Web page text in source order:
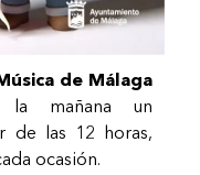
de Málaga
la mañana un
de las 12 horas,
ocasión.